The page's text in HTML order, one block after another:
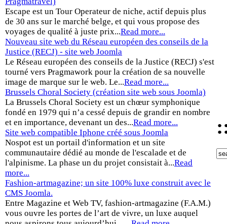
Escape est un Tour Operateur de niche, actif depuis plus
de 30 ans sur le marché belge, et qui vous propose des
voyages de qualité à juste prix...Read more...
Nouveau site web du Réseau européen des conseils de la
Justice (RECJ) - site web Joomla
Le Réseau européen des conseils de la Justice (RECJ) s'est
tourné vers Pragmawork pour la création de sa nouvelle
image de marque sur le web. Le...Read more...
Brussels Choral Society (création site web sous Joomla)
La Brussels Choral Society est un chœur symphonique
fondé en 1979 qui n’a cessé depuis de grandir en nombre
et en importance, devenant un des...Read more...
Site web compatible Iphone créé sous Joomla
Nospot est un portail d'information et un site
communautaire dédié au monde de l'escalade et de
l'alpinisme. La phase un du projet consistait à...Read
more...
Fashion-artmagazine; un site 100% luxe construit avec le
CMS Joomla.
Entre Magazine et Web TV, fashion-artmagazine (F.A.M.)
vous ouvre les portes de l’art de vivre, un luxe auquel